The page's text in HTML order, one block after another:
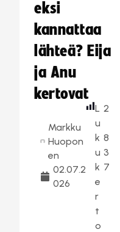
eksi
kannattaa
lähteä? Eija
ja Anu
kertovat
Markku
Huopon
en
02.07.2
026
L
u
k
u
k
e
r
t
o
2
8
3
7